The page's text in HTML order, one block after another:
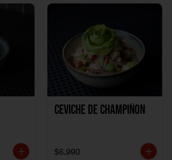
Ceviche de Champiñon
$6.990